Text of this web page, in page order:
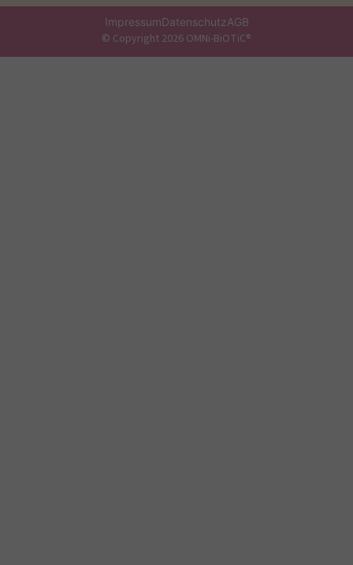
ImpressumDatenschutzAGB
© Copyright 2026 OMNi-BiOTiC®